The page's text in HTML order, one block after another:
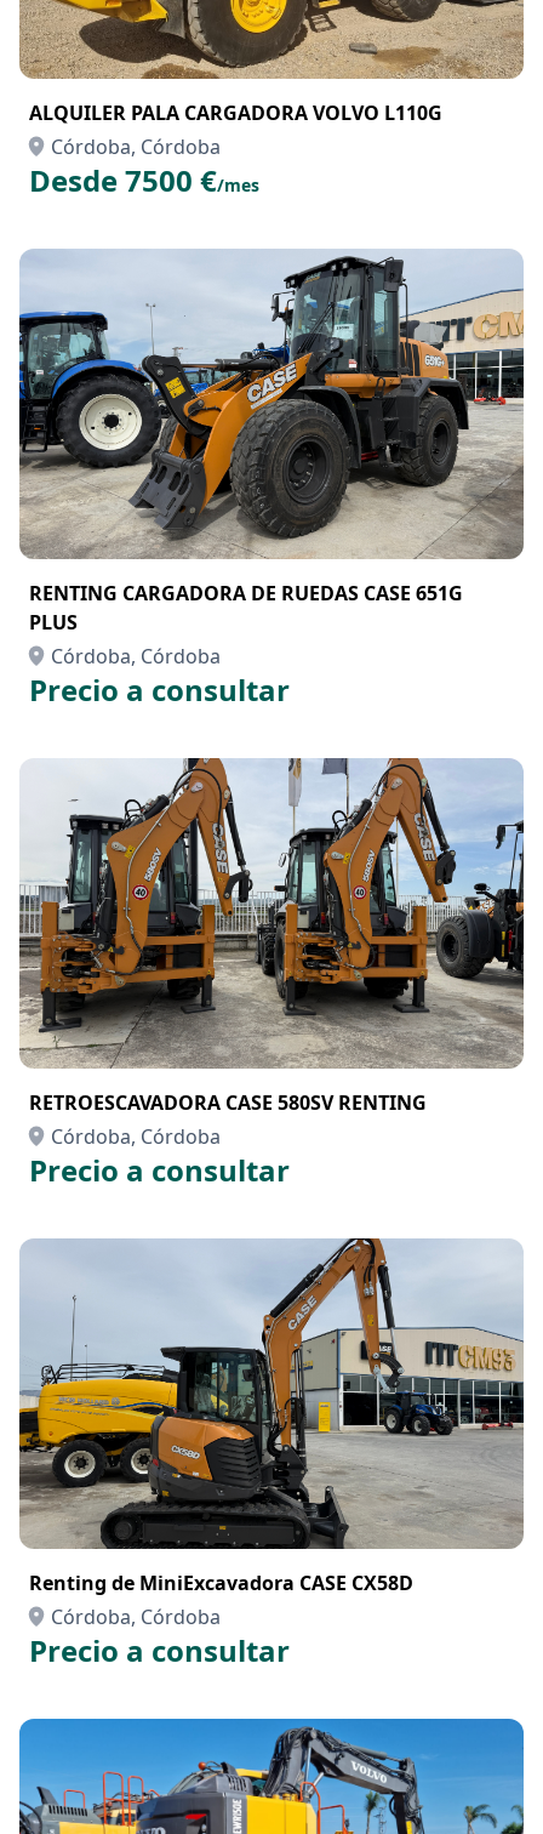
ALQUILER PALA CARGADORA VOLVO L110G
Córdoba, Córdoba
Desde 7500 €/mes
RENTING CARGADORA DE RUEDAS CASE 651G
PLUS
Córdoba, Córdoba
Precio a consultar
RETROESCAVADORA CASE 580SV RENTING
Córdoba, Córdoba
Precio a consultar
Renting de MiniExcavadora CASE CX58D
Córdoba, Córdoba
Precio a consultar